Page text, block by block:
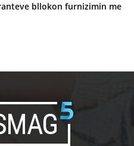
bllokon furnizimin me